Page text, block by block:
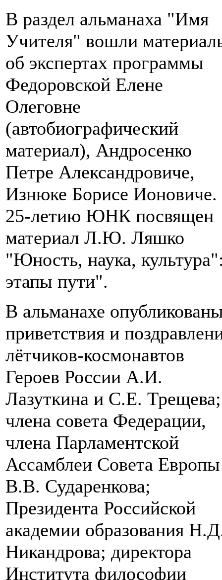
В раздел альманаха "Имя
Учителя" вошли
об экспертах программы
Федоровской Елене
Олеговне
(автобиографический
материал), Андросенко
Петре Александровиче,
Изнюке Борисе Ионовиче.
25-летию ЮНК посвящен
материал Л.Ю. Ляшко
"Юность, наука,
этапы пути".
В альманахе
приветствия и
лётчиков-космонавтов
Героев России А.И.
Лазуткина и С.Е. Трещева;
члена совета Федерации,
члена Парламентской
Ассамблеи Совета Европы
В.В. Сударенкова;
Президента Российской
академии образования
Никандрова; директора
Института философии